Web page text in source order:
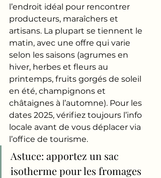
l’endroit idéal pour rencontrer
producteurs, maraîchers et
artisans. La plupart se tiennent le
matin, avec une offre qui varie
selon les saisons (agrumes en
hiver, herbes et fleurs au
printemps, fruits gorgés de soleil
en été, champignons et
châtaignes à l’automne). Pour les
dates 2025, vérifiez toujours l’info
locale avant de vous déplacer via
l’office de tourisme.
Astuce: apportez un sac
isotherme pour les fromages